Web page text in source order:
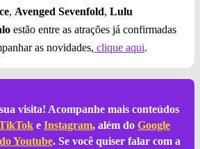
, Avenged Sevenfold, Lulu
estão entre as atrações já confirmadas
as novidades, clique aqui.
visita! Acompanhe mais conteúdos
e Instagram, além do Google
Youtube. Se você quiser falar com a